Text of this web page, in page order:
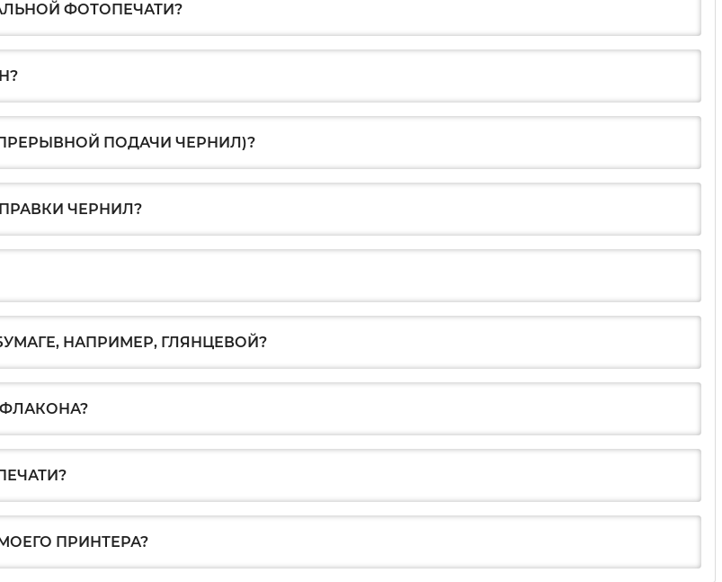
ФОТОПЕЧАТИ?
ПОДАЧИ ЧЕРНИЛ)?
ЧЕРНИЛ?
НАПРИМЕР, ГЛЯНЦЕВОЙ?
ПРИНТЕРА?